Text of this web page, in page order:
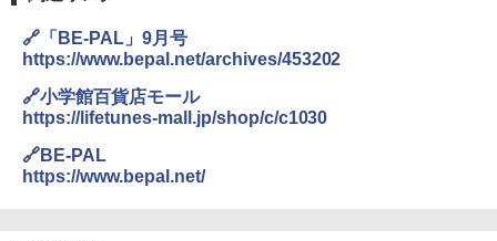
🔗「BE-PAL」9月号
https://www.bepal.net/archives/453202
🔗小学館百貨店モール
https://lifetunes-mall.jp/shop/c/c1030
🔗BE-PAL
https://www.bepal.net/